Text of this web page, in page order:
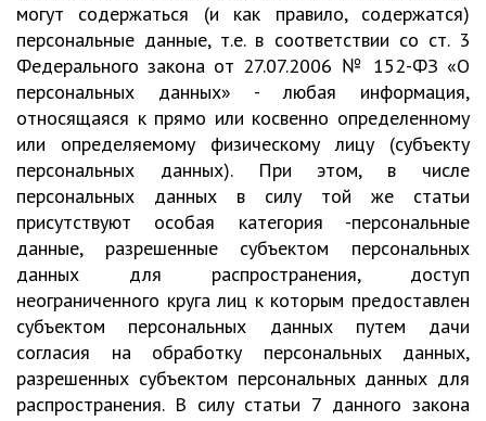
могут содержаться (и как правило, содержатся)
персональные данные, т.е. в соответствии со ст. 3
Федерального закона от 27.07.2006 № 152-ФЗ «О
персональных данных» - любая информация,
относящаяся к прямо или косвенно определенному
или определяемому физическому лицу (субъекту
персональных данных). При этом, в числе
персональных данных в силу той же статьи
присутствуют особая категория -персональные
данные, разрешенные субъектом персональных
данных для распространения, доступ
неограниченного круга лиц к которым предоставлен
субъектом персональных данных путем дачи
согласия на обработку персональных данных,
разрешенных субъектом персональных данных для
распространения. В силу статьи 7 данного закона